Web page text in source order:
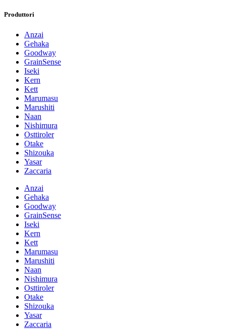
Produttori
Anzai
Gehaka
Goodway
GrainSense
Iseki
Kern
Kett
Marumasu
Marushiti
Naan
Nishimura
Osttiroler
Otake
Shizouka
Yasar
Zaccaria
Anzai
Gehaka
Goodway
GrainSense
Iseki
Kern
Kett
Marumasu
Marushiti
Naan
Nishimura
Osttiroler
Otake
Shizouka
Yasar
Zaccaria